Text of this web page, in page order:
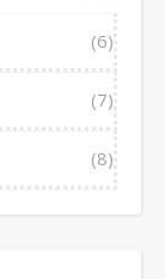
(6)
(7)
(8)